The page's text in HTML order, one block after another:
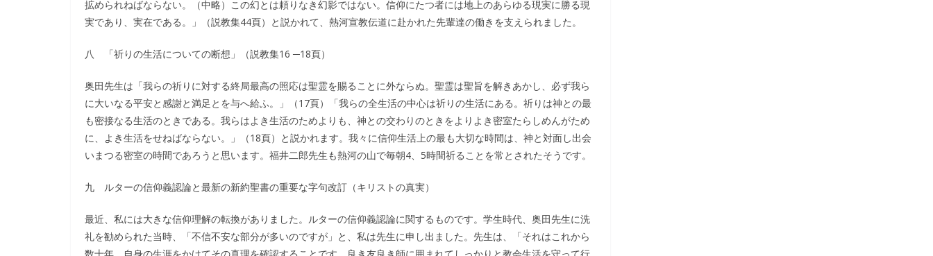
拡められねばならない。（中略）この幻とは頼りなき幻影ではない。信仰にたつ者には地上のあらゆる現実に勝る現
実であり、実在である。」（説教集44頁）と説かれて、熱河宣教伝道に赴かれた先輩達の働きを支えられました。
八 「祈りの生活についての断想」（説教集16 ─18頁）
奥田先生は「我らの祈りに対する終局最高の照応は聖霊を賜ることに外ならぬ。聖霊は聖旨を解きあかし、必ず我ら
に大いなる平安と感謝と満足とを与へ給ふ。」（17頁）「我らの全生活の中心は祈りの生活にある。祈りは神との最
も密接なる生活のときである。我らはよき生活のためよりも、神との交わりのときをよりよき密室たらしめんがため
に、よき生活をせねばならない。」（18頁）と説かれます。我々に信仰生活上の最も大切な時間は、神と対面し出会
いまつる密室の時間であろうと思います。福井二郎先生も熱河の山で毎朝4、5時間祈ることを常とされたそうです。
九 ルターの信仰義認論と最新の新約聖書の重要な字句改訂（キリストの真実）
最近、私には大きな信仰理解の転換がありました。ルターの信仰義認論に関するものです。学生時代、奥田先生に洗
礼を勧められた当時、「不信不安な部分が多いのですが」と、私は先生に申し出ました。先生は、「それはこれから